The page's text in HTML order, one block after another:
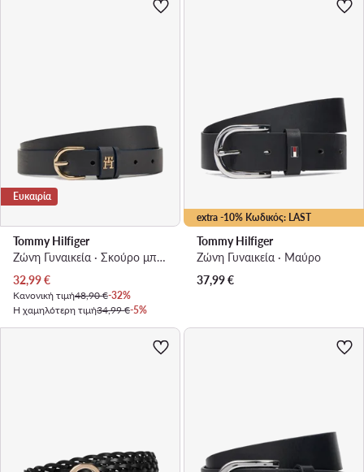
Ευκαιρία
Tommy Hilfiger
Ζώνη Γυναικεία · Σκούρο μπλε
Τρέχουσα τιμή
32,99€
Κανονική τιμή48,90 €-32%
Η χαμηλότερη τιμή34,99 €-5%
extra -10% Κωδικός: LAST
Tommy Hilfiger
Ζώνη Γυναικεία · Μαύρο
37,99€